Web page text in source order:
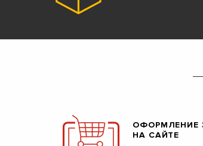
ОФОРМЛЕНИЕ
НА САЙТЕ